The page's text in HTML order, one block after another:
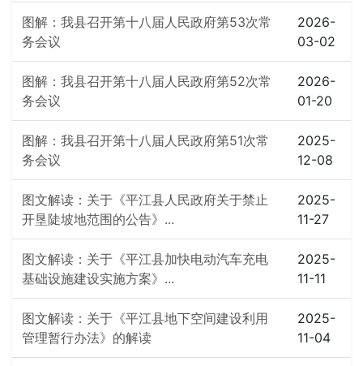
图解：我县召开第十八届人民政府第53次常
务会议
2026-
03-02
图解：我县召开第十八届人民政府第52次常
务会议
2026-
01-20
图解：我县召开第十八届人民政府第51次常
务会议
2025-
12-08
图文解读：关于《平江县人民政府关于禁止
开垦陡坡地范围的公告》...
2025-
11-27
图文解读：关于《平江县加快电动汽车充电
基础设施建设实施方案》...
2025-
11-11
图文解读：关于《平江县地下空间建设利用
管理暂行办法》的解读
2025-
11-04